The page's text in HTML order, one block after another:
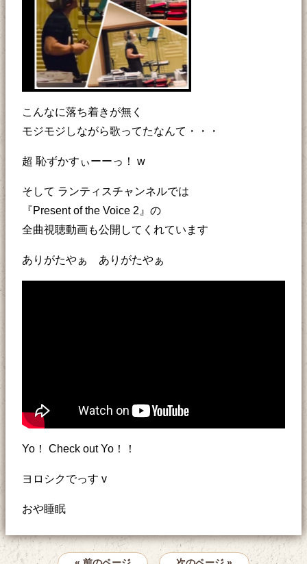
こんなに落ち着きが無く
モジモジしながら歌ってたなんて・・・
超 恥ずかすぃーーっ！ w
そして ランティスチャンネルでは
『Present of the Voice 2』の
全曲視聴動画も公開してくれています
ありがたやぁ ありがたやぁ
Yo！ Check out Yo！！
ヨロシクでっす v
おや睡眠